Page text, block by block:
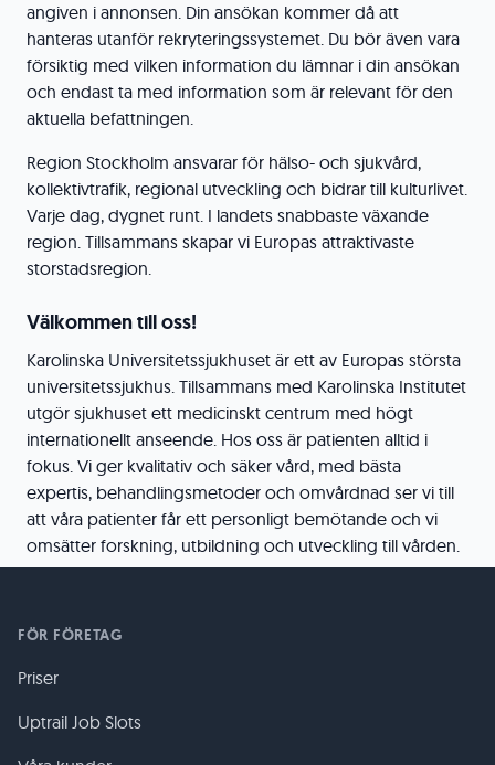
angiven i annonsen. Din ansökan kommer då att
hanteras utanför rekryteringssystemet. Du bör även vara
försiktig med vilken information du lämnar i din ansökan
och endast ta med information som är relevant för den
aktuella befattningen.
Region Stockholm ansvarar för hälso- och sjukvård,
kollektivtrafik, regional utveckling och bidrar till kulturlivet.
Varje dag, dygnet runt. I landets snabbaste växande
region. Tillsammans skapar vi Europas attraktivaste
storstadsregion.
Välkommen till oss!
Karolinska Universitetssjukhuset är ett av Europas största
universitetssjukhus. Tillsammans med Karolinska Institutet
utgör sjukhuset ett medicinskt centrum med högt
internationellt anseende. Hos oss är patienten alltid i
fokus. Vi ger kvalitativ och säker vård, med bästa
expertis, behandlingsmetoder och omvårdnad ser vi till
att våra patienter får ett personligt bemötande och vi
omsätter forskning, utbildning och utveckling till vården.
FÖR FÖRETAG
Priser
Uptrail Job Slots